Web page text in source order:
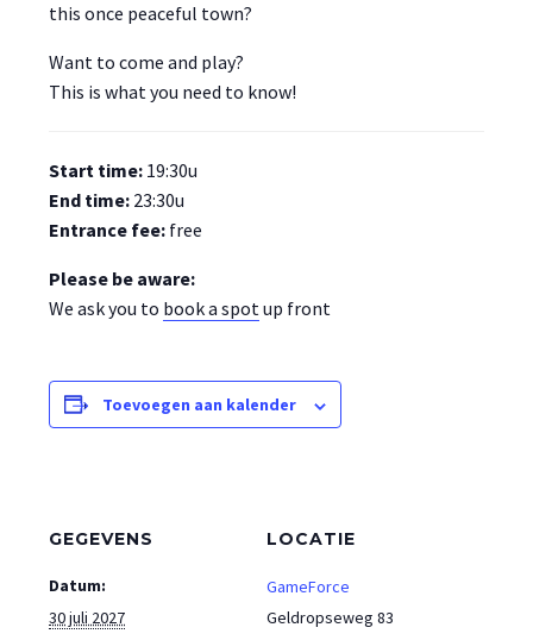
this once peaceful town?
Want to come and play?
This is what you need to know!
Start time: 19:30u
End time: 23:30u
Entrance fee: free
Please be aware:
We ask you to book a spotup front
Toevoegen aan kalender
GEGEVENS
Datum:
30 juli 2027
LOCATIE
GameForce
Geldropseweg 83